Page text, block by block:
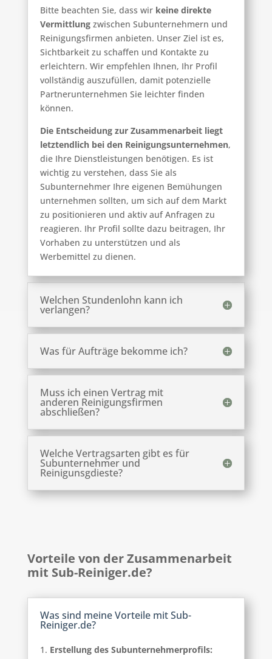
Bitte beachten Sie, dass wir keine direkte
Vermittlungzwischen Subunternehmern und
Reinigungsfirmen anbieten. Unser Ziel ist es,
Sichtbarkeit zu schaffen und Kontakte zu
erleichtern. Wir empfehlen Ihnen, Ihr Profil
vollständig auszufüllen, damit potenzielle
Partnerunternehmen Sie leichter finden
können.
Die Entscheidung zur Zusammenarbeit liegt
letztendlich bei den Reinigungsunternehmen,
die Ihre Dienstleistungen benötigen. Es ist
wichtig zu verstehen, dass Sie als
Subunternehmer Ihre eigenen Bemühungen
unternehmen sollten, um sich auf dem Markt
zu positionieren und aktiv auf Anfragen zu
reagieren. Ihr Profil sollte dazu beitragen, Ihr
Vorhaben zu unterstützen und als
Werbemittel zu dienen.
Welchen Stundenlohn kann ich
verlangen?
Was für Aufträge bekomme ich?
Muss ich einen Vertrag mit
anderen Reinigungsfirmen
abschließen?
Welche Vertragsarten gibt es für
Subunternehmer und
Reinigunsgdieste?
Vorteile von der Zusammenarbeit
mit Sub-Reiniger.de?
Was sind meine Vorteile mit Sub-
Reiniger.de?
Erstellung des Subunternehmerprofils: